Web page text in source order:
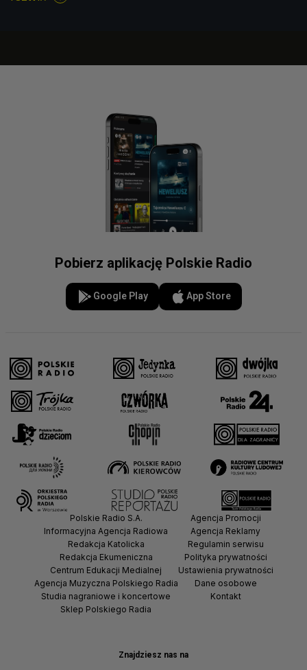
Pobierz aplikację Polskie Radio
Google Play App Store
Znajdziesz nas na
Polskie Radio S.A.
Informacyjna Agencja Radiowa
Redakcja Katolicka
Redakcja Ekumeniczna
Centrum Edukacji Medialnej
Agencja Muzyczna Polskiego Radia
Studia nagraniowe i koncertowe
Sklep Polskiego Radia
Agencja Promocji
Agencja Reklamy
Regulamin serwisu
Polityka prywatności
Ustawienia prywatności
Dane osobowe
Kontakt